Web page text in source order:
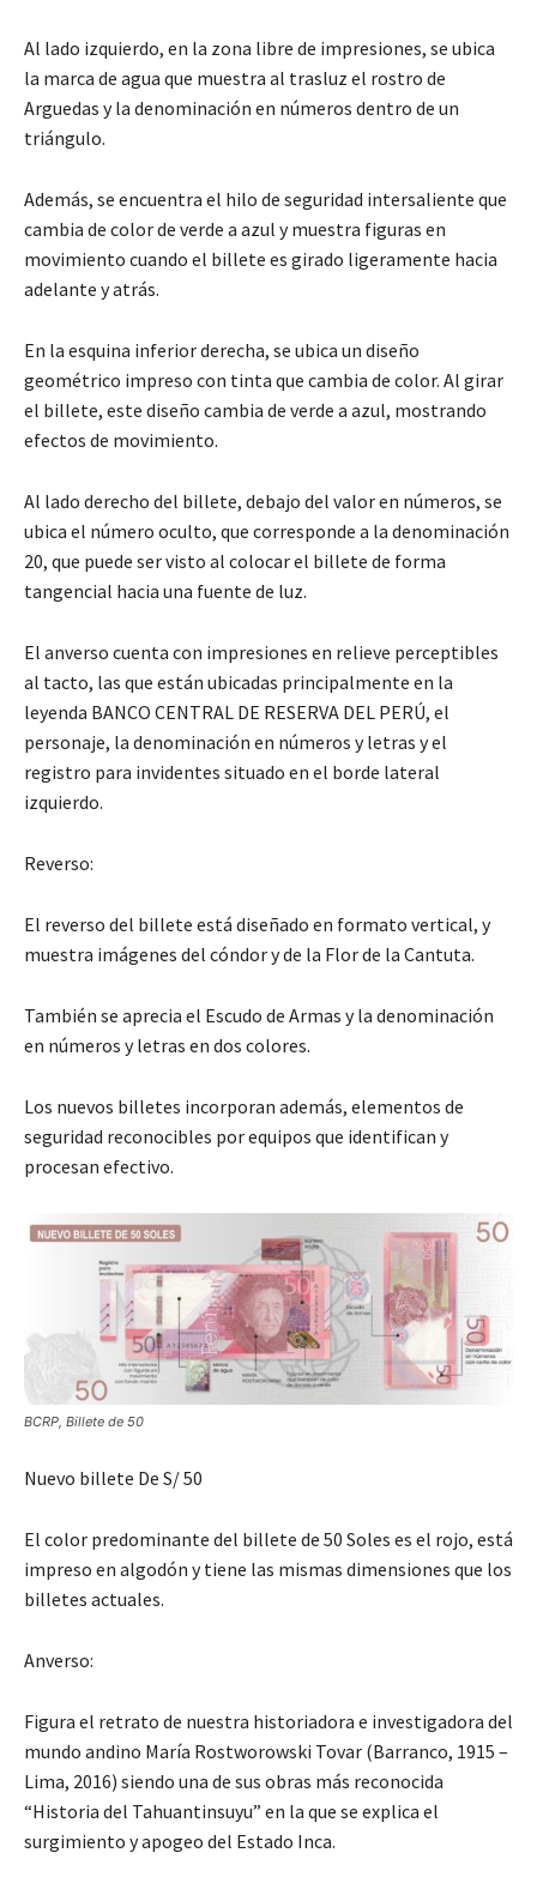
Al lado izquierdo, en la zona libre de impresiones, se ubica
la marca de agua que muestra al trasluz el rostro de
Arguedas y la denominación en números dentro de un
triángulo.
Además, se encuentra el hilo de seguridad intersaliente que
cambia de color de verde a azul y muestra figuras en
movimiento cuando el billete es girado ligeramente hacia
adelante y atrás.
En la esquina inferior derecha, se ubica un diseño
geométrico impreso con tinta que cambia de color. Al girar
el billete, este diseño cambia de verde a azul, mostrando
efectos de movimiento.
Al lado derecho del billete, debajo del valor en números, se
ubica el número oculto, que corresponde a la denominación
20, que puede ser visto al colocar el billete de forma
tangencial hacia una fuente de luz.
El anverso cuenta con impresiones en relieve perceptibles
al tacto, las que están ubicadas principalmente en la
leyenda BANCO CENTRAL DE RESERVA DEL PERÚ, el
personaje, la denominación en números y letras y el
registro para invidentes situado en el borde lateral
izquierdo.
Reverso:
El reverso del billete está diseñado en formato vertical, y
muestra imágenes del cóndor y de la Flor de la Cantuta.
También se aprecia el Escudo de Armas y la denominación
en números y letras en dos colores.
Los nuevos billetes incorporan además, elementos de
seguridad reconocibles por equipos que identifican y
procesan efectivo.
BCRP, Billete de 50
Nuevo billete De S/ 50
El color predominante del billete de 50 Soles es el rojo, está
impreso en algodón y tiene las mismas dimensiones que los
billetes actuales.
Anverso:
Figura el retrato de nuestra historiadora e investigadora del
mundo andino María Rostworowski Tovar (Barranco, 1915 –
Lima, 2016) siendo una de sus obras más reconocida
“Historia del Tahuantinsuyu” en la que se explica el
surgimiento y apogeo del Estado Inca.